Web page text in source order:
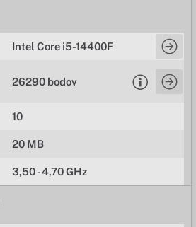
Intel Core i5-14400F
26290 bodov
10
20 MB
3,50 - 4,70 GHz